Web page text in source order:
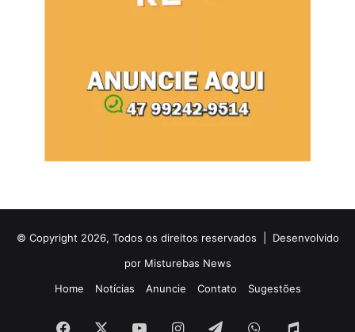
© Copyright 2026, Todos os direitos reservados | Desenvolvido
por Misturebas News
Home
Notícias Anuncie Contato Sugestões
Facebook YouTubeInstagramTelegramWhatsApp